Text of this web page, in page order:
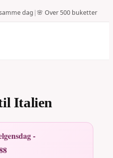
dag |🌸 Over 500 buketter
Italien
-